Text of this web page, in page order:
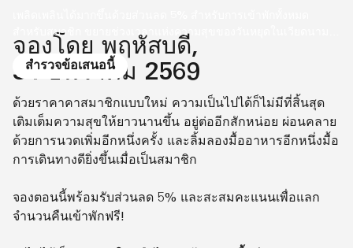
สำหรับสมาชิก ขยายช่วงเวลาแห่งความสุขของวันหยุดในเวียดนาม
ของคุณวันนี้!
สำรวจข้อเสนอนี้
จองโดย พฤหัสบดี,
31 ธันวาคม 2569
ด้วยราคาคาสมาชิกแบบใหม่ ความเป็นไปได้ก็ไม่มีที่สิ้นสุด
เติมเต็มความสุขให้ยาวนานขึ้น อยู่ต่ออีกสักหน่อย ผ่อนคลาย
ด้วยการนวดเพิ่มอีกหนึ่งครั้ง และลิ้มลองมื้ออาหารอีกหนึ่งมื้อ
การเดินทางดียิ่งขึ้นเมื่อเป็นสมาชิก
จองตอนนี้พร้อมรับส่วนลด 5% และสะสมคะแนนเพื่อแลก
จำนวนคืนเข้าพักฟรี!